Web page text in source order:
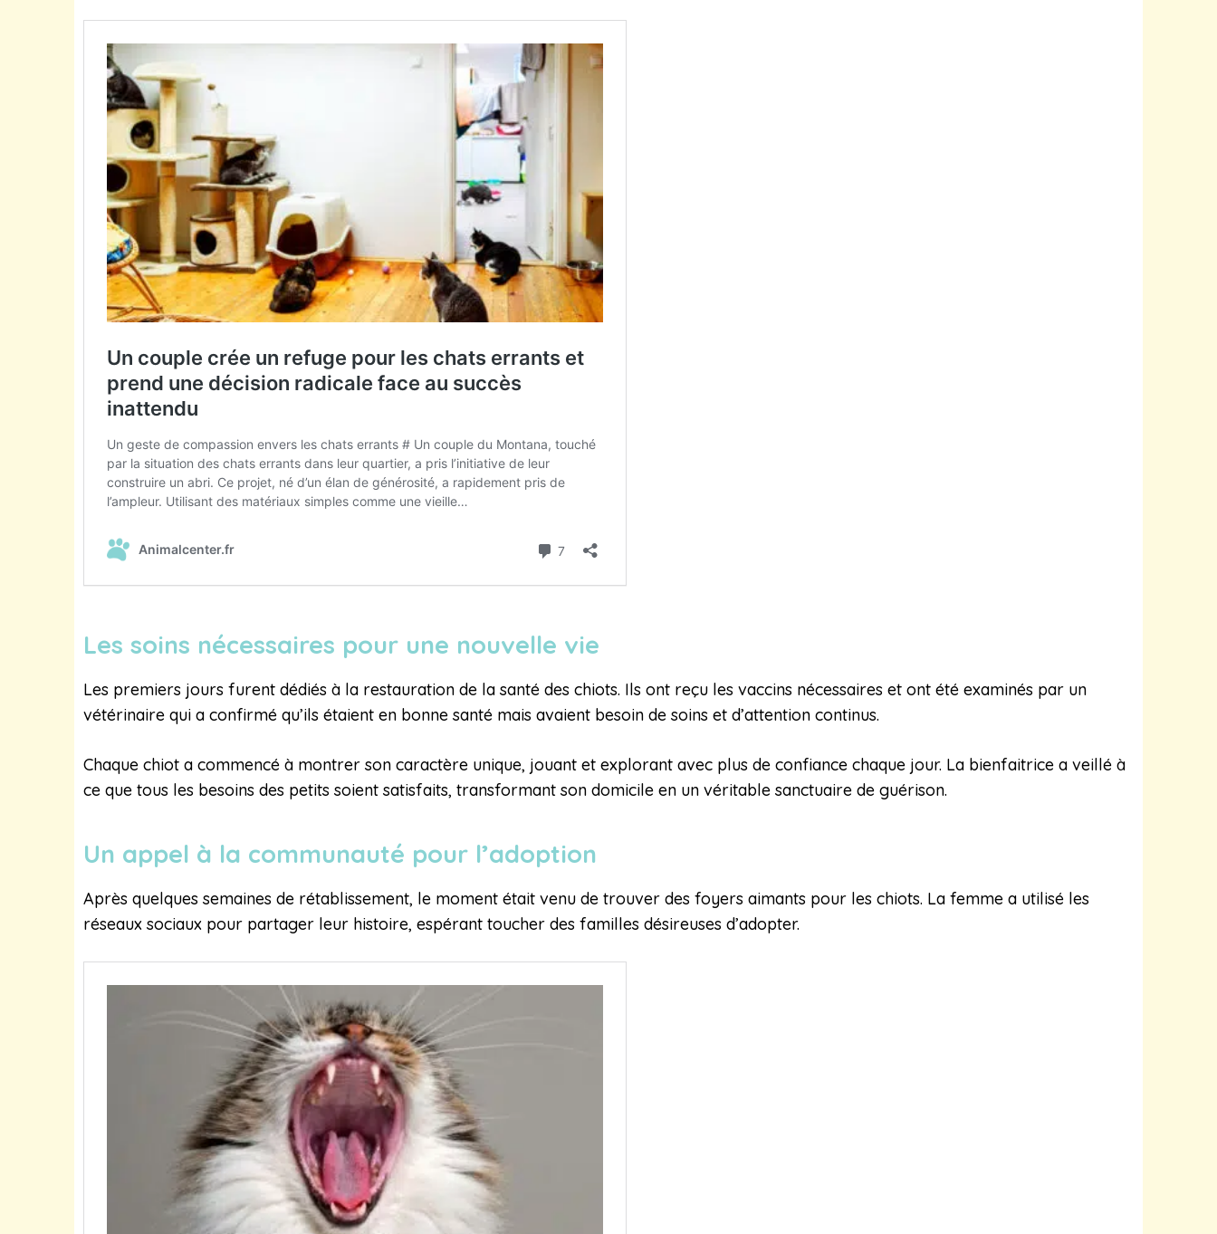
Les soins nécessaires pour une nouvelle vie
Les premiers jours furent dédiés à la restauration de la santé des chiots. Ils ont reçu les vaccins nécessaires et ont été examinés par un
vétérinaire qui a confirmé qu’ils étaient en bonne santé mais avaient besoin de soins et d’attention continus.
Chaque chiot a commencé à montrer son caractère unique, jouant et explorant avec plus de confiance chaque jour. La bienfaitrice a veillé à
ce que tous les besoins des petits soient satisfaits, transformant son domicile en un véritable sanctuaire de guérison.
Un appel à la communauté pour l’adoption
Après quelques semaines de rétablissement, le moment était venu de trouver des foyers aimants pour les chiots. La femme a utilisé les
réseaux sociaux pour partager leur histoire, espérant toucher des familles désireuses d’adopter.